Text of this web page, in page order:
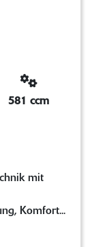
581 ccm
mit
Komfort...